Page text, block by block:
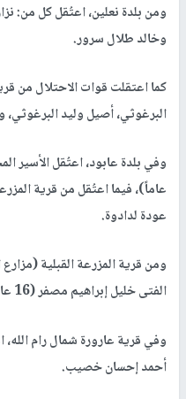
ومن بلدة نعلين، اعتُقل كل من:
وخالد طلال سرور.
كما اعتقلت قوات الاحتلال من
البرغوثي، أصيل وليد
عاماً)، فيما اعتُقل من قرية
عودة لدادوة.
ومن قرية المزرعة القبلية
الفتى خليل إبراهيم مصفر (16 عاماً).
وفي قرية عارورة شمال رام الله،
أحمد إحسان خصيب.